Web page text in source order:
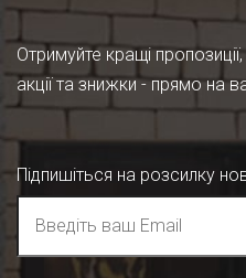
Отримуйте кращі
акції та знижки - прямо на
Підпишіться на розсилку